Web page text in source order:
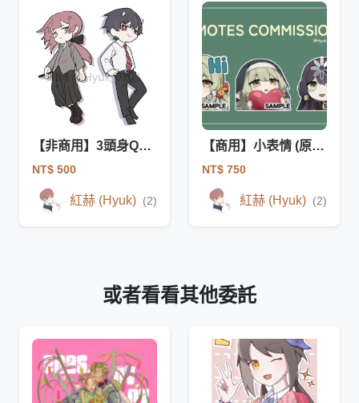
【非商用】3頭身Q版塗鴉 (原創/二創)
NT$ 500
紅赫 (Hyuk) (2)
【商用】小表情 (原創/二創)
NT$ 750
紅赫 (Hyuk) (2)
或者看看其他委託